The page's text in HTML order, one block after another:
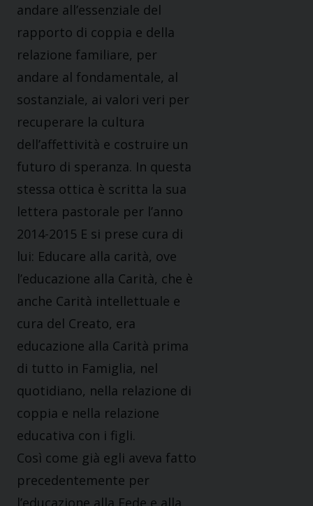
andare all’essenziale del
rapporto di coppia e della
relazione familiare, per
andare al fondamentale, al
sostanziale, ai valori veri per
recuperare la cultura
dell’affettività e costruire un
futuro di speranza. In questa
stessa ottica è scritta la sua
lettera pastorale per l’anno
2014-2015 E si prese cura di
lui: Educare alla carità, ove
l’educazione alla Carità, che è
anche Carità intellettuale e
cura del Creato, era
educazione alla Carità prima
di tutto in Famiglia, nel
quotidiano, nella relazione di
coppia e nella relazione
educativa con i figli.
Così come già egli aveva fatto
precedentemente per
l’educazione alla Fede e alla